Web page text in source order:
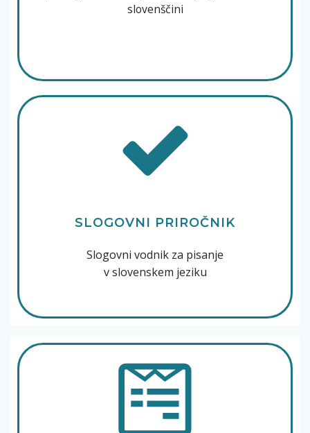
slovenščini
SLOGOVNI PRIROČNIK
Slogovni vodnik za pisanje
v slovenskem jeziku